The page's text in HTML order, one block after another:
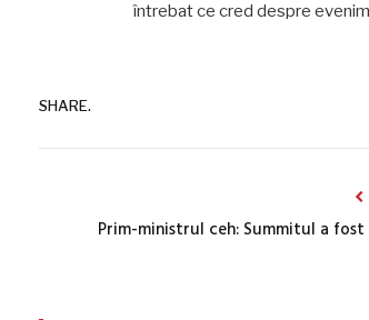
întrebat ce cred despre
SHARE.
Prim-ministrul ceh: Summitul a